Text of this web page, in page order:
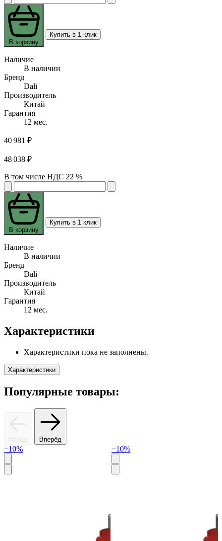
В корзину
Купить в 1 клик
Наличие
В наличии
Бренд
Dali
Производитель
Китай
Гарантия
12 мес.
40 981 ₽
48 038 ₽
В том числе НДС 22 %
В корзину
Купить в 1 клик
Наличие
В наличии
Бренд
Dali
Производитель
Китай
Гарантия
12 мес.
Характеристики
Характеристики пока не заполнены.
Характеристики
Популярные товары:
Назад Вперёд
−10% −10%